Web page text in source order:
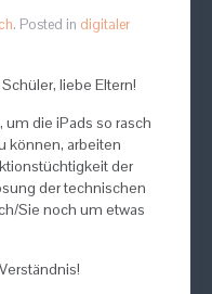
. Posted in digitaler
liebe Eltern!
die iPads so rasch
können, arbeiten
der
der technischen
Sie noch um etwas